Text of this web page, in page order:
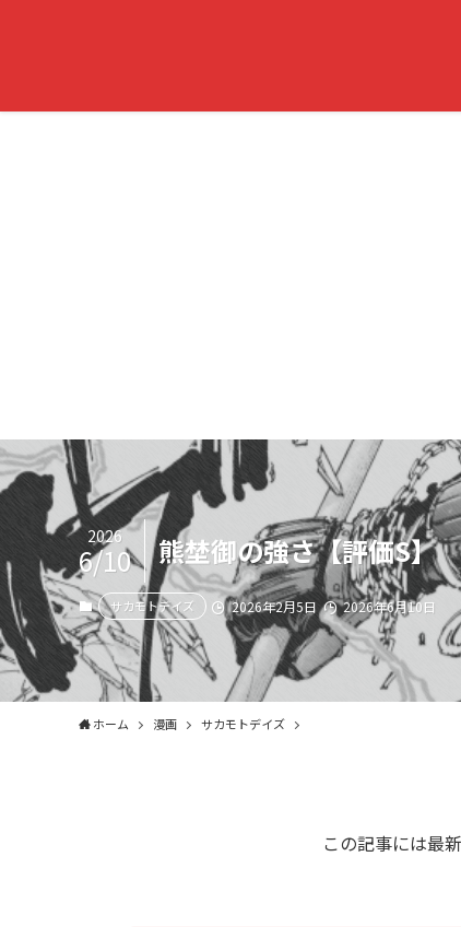
熊埜御の強さ【評価S】
2026
6/10
サカモトデイズ 2026年2月5日 2026年6月10日
ホーム 漫画 サカモトデイズ
この記事には最